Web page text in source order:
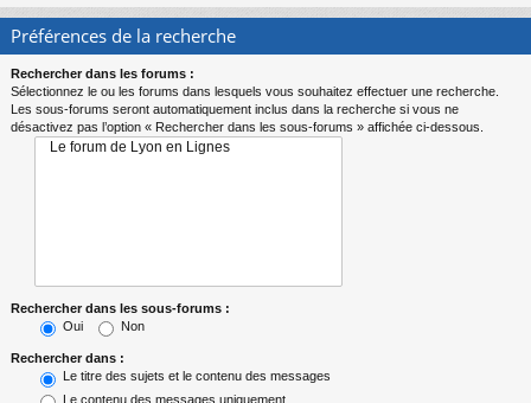
Préférences de la recherche
Rechercher dans les forums :
Sélectionnez le ou les forums dans lesquels vous souhaitez effectuer une recherche.
Les sous-forums seront automatiquement inclus dans la recherche si vous ne
désactivez pas l’option « Rechercher dans les sous-forums » affichée ci-dessous.
Rechercher dans les sous-forums :
Oui
Non
Rechercher dans :
Le titre des sujets et le contenu des messages
Le contenu des messages uniquement